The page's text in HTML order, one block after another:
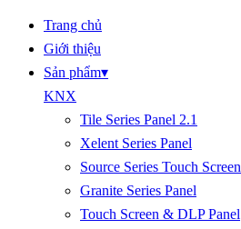
Trang chủ
Giới thiệu
Sản phẩm▾
KNX
Tile Series Panel 2.1
Xelent Series Panel
Source Series Touch Screen
Granite Series Panel
Touch Screen & DLP Panel